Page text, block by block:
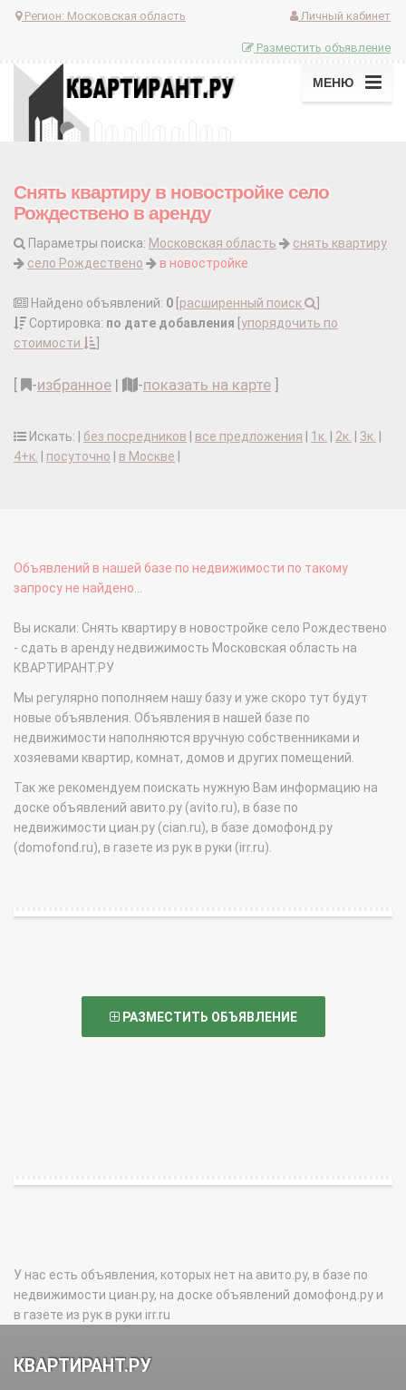
Регион: Московская область Личный кабинет
Разместить объявление
МЕНЮ
Снять квартиру в новостройке село
Рождествено в аренду
Параметры поиска: Московская область
снять квартиру
село Рождествено
в новостройке
Найдено объявлений: 0 расширенный поиск
Сортировка: по дате добавления упорядочить по
стоимости
-избранное | -показать на карте
Искать: | без посредников все предложения 1к. 2к. 3к.
4+к.
посуточно в Москве
Объявлений в нашей базе по недвижимости по такому
запросу не найдено...
Вы искали: Снять квартиру в новостройке село Рождествено
- сдать в аренду недвижимость Московская область на
КВАРТИРАНТ.РУ
Мы регулярно пополняем нашу базу и уже скоро тут будут
новые объявления. Объявления в нашей базе по
недвижимости наполняются вручную собственниками и
хозяевами квартир, комнат, домов и других помещений.
Так же рекомендуем поискать нужную Вам информацию на
доске объявлений авито.ру (avito.ru), в базе по
недвижимости циан.ру (cian.ru), в базе домофонд.ру
(domofond.ru), в газете из рук в руки (irr.ru).
РАЗМЕСТИТЬ ОБЪЯВЛЕНИЕ
У нас есть объявления, которых нет на авито.ру, в базе по
недвижимости циан.ру, на доске объявлений домофонд.ру и
в газете из рук в руки irr.ru
КВАРТИРАНТ.РУ